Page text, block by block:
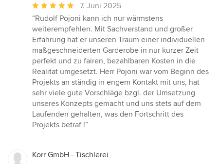
Durchschnittliche
Bewertung:
5
von
5
Sternen
7. Juni 2025
“Rudolf Pojoni kann ich nur wärmstens
weiterempfehlen. Mit Sachverstand und großer
Erfahrung hat er unseren Traum einer individuellen
maßgeschneiderten Garderobe in nur kurzer Zeit
perfekt und zu fairen, bezahlbaren Kosten in die
Realität umgesetzt. Herr Pojoni war vom Beginn des
Projekts an ständig in engem Kontakt mit uns, hat
sehr viele gute Vorschläge bzgl. der Umsetzung
unseres Konzepts gemacht und uns stets auf dem
Laufenden gehalten, was den Fortschritt des
Projekts betraf !”
Korr GmbH - Tischlerei